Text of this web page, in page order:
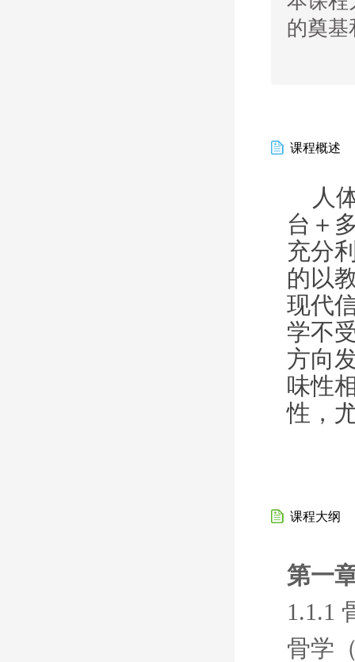
的奠基
课程概述
人
台＋
充分
的以
现代
学不
方向
味性
性，
课程大纲
第一
1.1.1
骨学